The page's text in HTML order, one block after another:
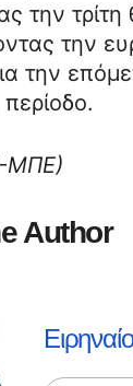
την τρίτη
την
την
ΜΠΕ)
Author